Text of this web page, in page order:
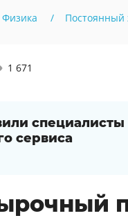
Физика Постоянный
1 671
специалисты
сервиса